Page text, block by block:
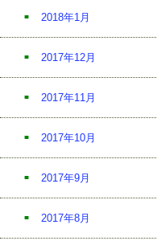
2018年1月
2017年12月
2017年11月
2017年10月
2017年9月
2017年8月